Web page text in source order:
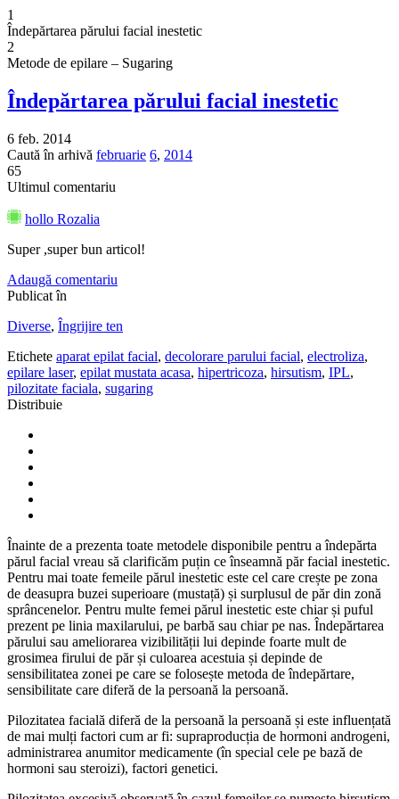
1
Îndepărtarea părului facial inestetic
2
Metode de epilare – Sugaring
Îndepărtarea părului facial inestetic
6 feb. 2014
Caută în arhivă februarie 6, 2014
65
Ultimul comentariu
hollo Rozalia
Super ,super bun articol!
Adaugă comentariu
Publicat în
Diverse, Îngrijire ten
Etichete aparat epilat facial, decolorare parului facial, electroliza,
epilare laser, epilat mustata acasa, hipertricoza, hirsutism, IPL,
pilozitate faciala, sugaring
Distribuie
Înainte de a prezenta toate metodele disponibile pentru a îndepărta
părul facial vreau să clarificăm puțin ce înseamnă păr facial inestetic.
Pentru mai toate femeile părul inestetic este cel care crește pe zona
de deasupra buzei superioare (mustață) și surplusul de păr din zonă
sprâncenelor. Pentru multe femei părul inestetic este chiar și puful
prezent pe linia maxilarului, pe barbă sau chiar pe nas. Îndepărtarea
părului sau ameliorarea vizibilității lui depinde foarte mult de
grosimea firului de păr și culoarea acestuia și depinde de
sensibilitatea zonei pe care se folosește metoda de îndepărtare,
sensibilitate care diferă de la persoană la persoană.
Pilozitatea facială diferă de la persoană la persoană și este influențată
de mai mulți factori cum ar fi: supraproducția de hormoni androgeni,
administrarea anumitor medicamente (în special cele pe bază de
hormoni sau steroizi), factori genetici.